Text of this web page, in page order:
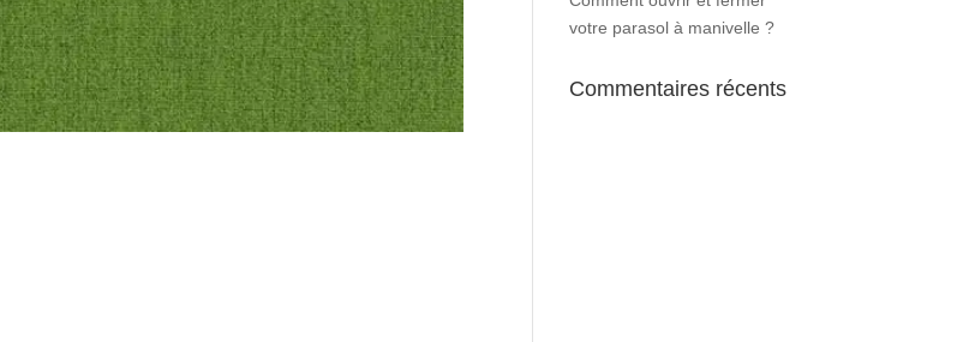
votre parasol à manivelle ?
Commentaires récents